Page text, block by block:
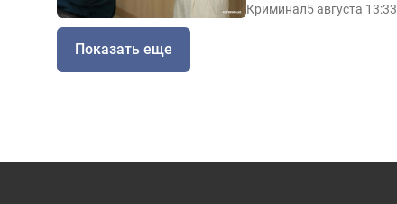
Криминал5 августа 13:33
Показать еще